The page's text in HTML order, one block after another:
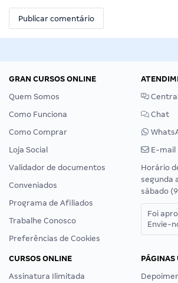
GRAN CURSOS ONLINE
Quem Somos
Como Funciona
Como Comprar
Loja Social
Validador de documentos
Conveniados
Programa de Afiliados
Trabalhe Conosco
Preferências de Cookies
Chat
E-mail
Horário
segunda
sábado
Foi
Envie-
CURSOS ONLINE
Assinatura Ilimitada
PÁGINAS